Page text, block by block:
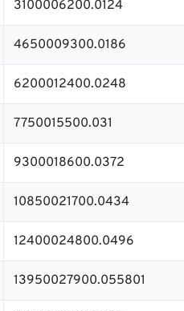
3100006200.0124
4650009300.0186
6200012400.0248
7750015500.031
9300018600.0372
10850021700.0434
12400024800.0496
13950027900.055801